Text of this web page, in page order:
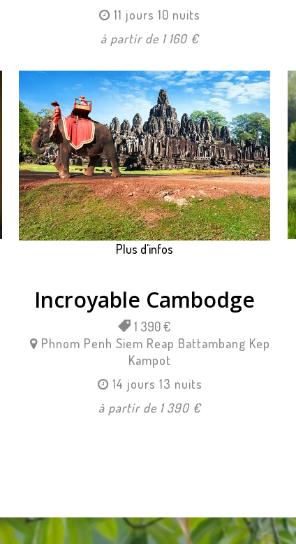
11 jours 10 nuits
à partir de 1 160 €
Plus d'infos
Incroyable Cambodge
1 390 €
Phnom Penh Siem Reap Battambang Kep
Kampot
14 jours 13 nuits
à partir de 1 390 €